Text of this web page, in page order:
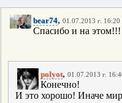
bear74, 01.07.2013 г. 16:20
Спасибо и на
polyot, 01.07.2013 г.
Конечно!
И это хорошо! Иначе